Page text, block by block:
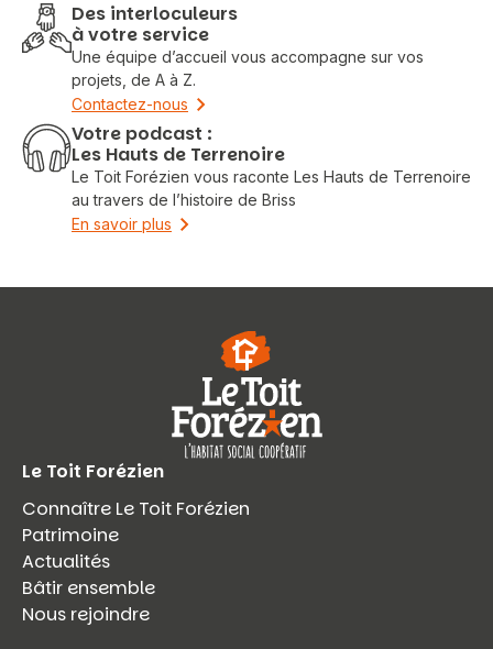
Des interloculeurs
à votre service
Une équipe d’accueil vous accompagne sur vos
projets, de A à Z.
Contactez-nous
Votre podcast :
Les Hauts de Terrenoire
Le Toit Forézien vous raconte Les Hauts de Terrenoire
au travers de l’histoire de Briss
En savoir plus
Le Toit Forézien
Connaître Le Toit Forézien
Patrimoine
Actualités
Bâtir ensemble
Nous rejoindre